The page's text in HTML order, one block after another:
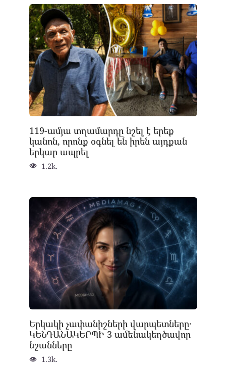
119-ամյա տղամարդը նշել է երեք
կանոն, որոնք օգնել են իրեն այդքան
երկար ապրել
1.2k.
Երկակի չափանիշների վարպետները․
ԿԵՆԴԱՆԱԿԵՐՊԻ 3 ամենակեղծավոր
նշանները
1.3k.